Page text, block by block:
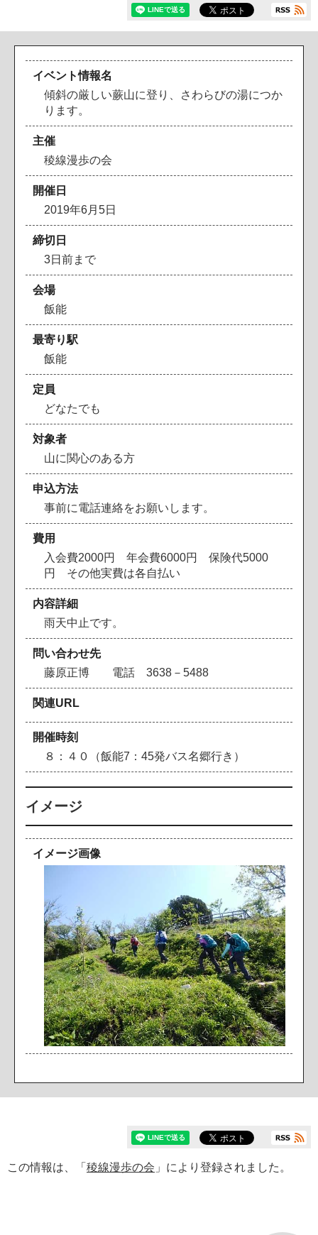
イベント情報名
傾斜の厳しい蕨山に登り、さわらびの湯につか
ります。
主催
稜線漫歩の会
開催日
2019年6月 5日
締切日
3日 前ま で
会場
飯能
最寄り駅
飯能
定員
どなたでも
対象者
山に関心のある方
申込方法
事前に電話連絡をお願い し ま す。
費用
入会費2000円 年会費6000円 保険代5000
円
その他実費は各自払い
内容詳細
雨天中 止です。
問い合わせ先
藤原正博 電話 3638 － 5488
関連URL
開催時刻
８ ： ４ ０ （飯能7 ： 45発バス名郷行き ）
イメージ
イメージ画像
この情報は、「 稜線漫歩の会 」により登録されました。